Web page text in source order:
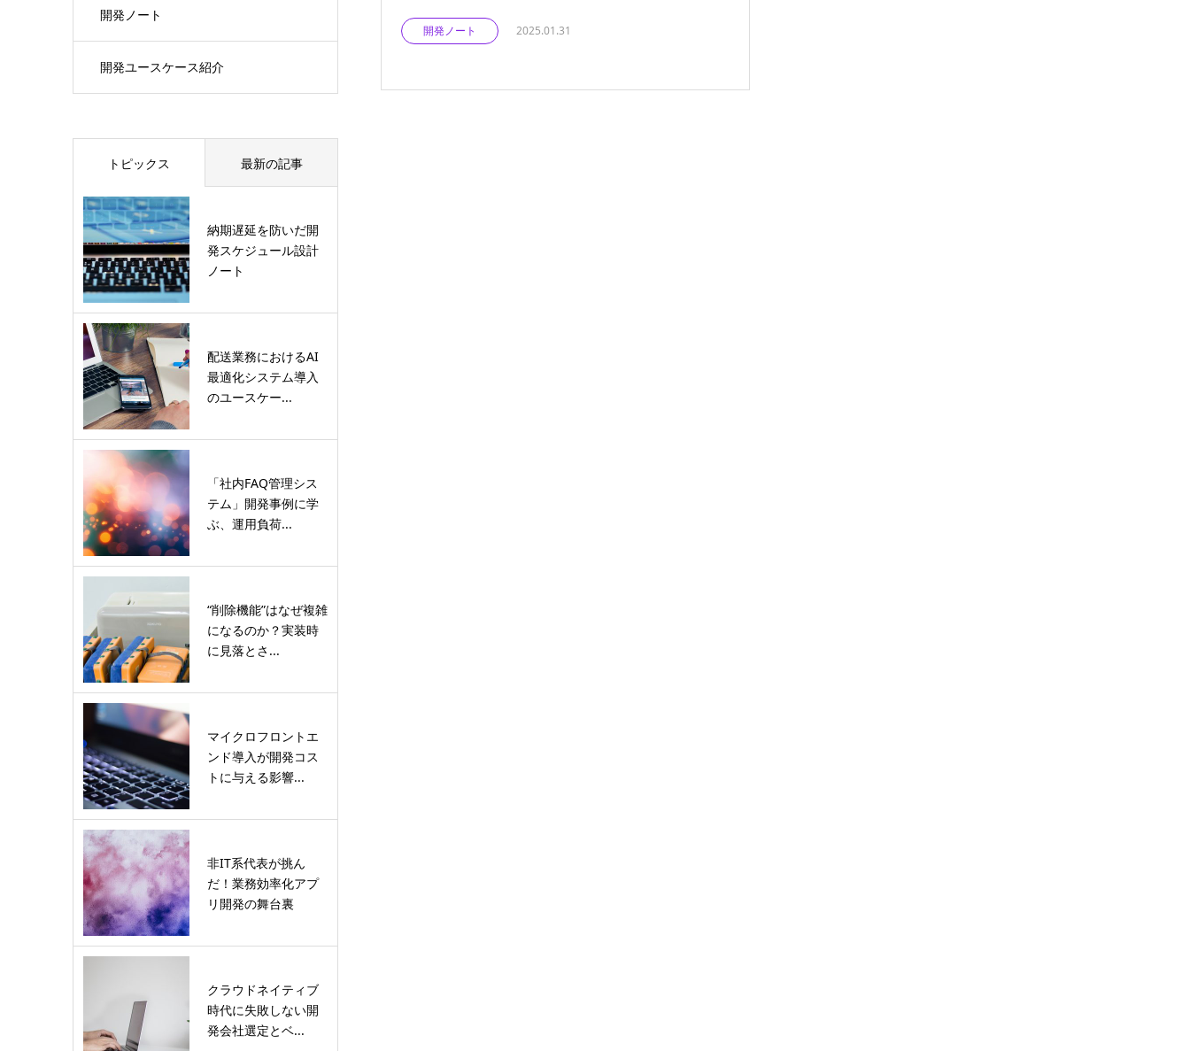
開発ノート
開発ユースケース紹介
開発ノート 2025.01.31
トピックス 最新の記事
納期遅延を防いだ開
発スケジュール設計
ノート
配送業務におけるAI
最適化システム導入
のユースケー...
「社内FAQ管理シス
テム」開発事例に学
ぶ、運用負荷...
“削除機能”はなぜ複雑
になるのか？実装時
に見落とさ...
マイクロフロントエ
ンド導入が開発コス
トに与える影響...
非IT系代表が挑ん
だ！業務効率化アプ
リ開発の舞台裏
クラウドネイティブ
時代に失敗しない開
発会社選定とベ...